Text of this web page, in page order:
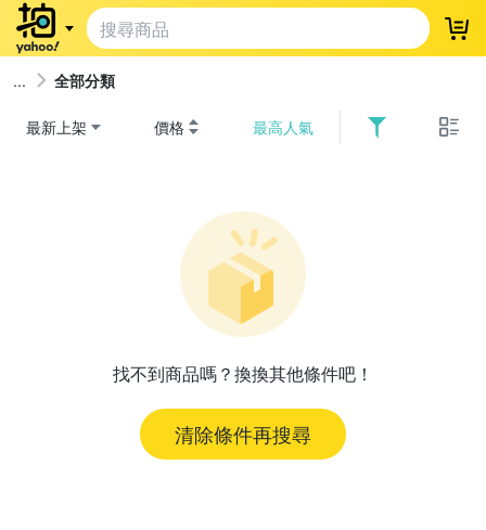
登
全部分類
最新上架 價格 最高人氣
找不到商品嗎？換換其他條件吧！
清除條件再搜尋